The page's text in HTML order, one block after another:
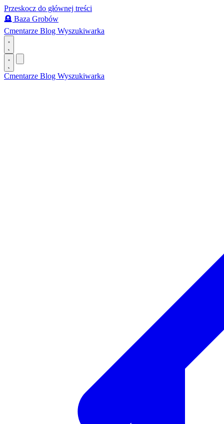
Przeskocz do głównej treści
🪦 Baza Grobów
Cmentarze Blog Wyszukiwarka
Cmentarze Blog Wyszukiwarka